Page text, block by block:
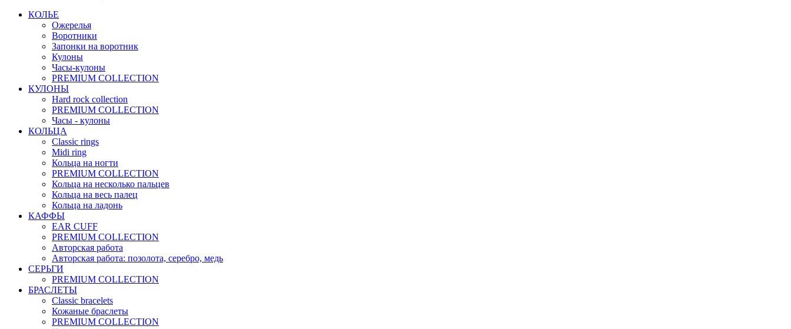
КОЛЬЕ
Ожерелья
Воротники
Запонки на воротник
Кулоны
Часы-кулоны
PREMIUM COLLECTION
КУЛОНЫ
Hard rock collection
PREMIUM COLLECTION
Часы - кулоны
КОЛЬЦА
Classic rings
Midi ring
Кольца на ногти
PREMIUM COLLECTION
Кольца на несколько пальцев
Кольца на весь палец
Кольца на ладонь
КАФФЫ
EAR CUFF
PREMIUM COLLECTION
Авторская работа
Авторская работа: позолота, серебро, медь
СЕРЬГИ
PREMIUM COLLECTION
БРАСЛЕТЫ
Classic bracelets
Кожаные браслеты
PREMIUM COLLECTION